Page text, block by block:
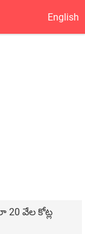
English
20 వేల కోట్ల